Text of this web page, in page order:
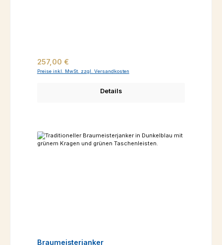
Regulärer Preis:
257,00 €
Preise inkl. MwSt. zzgl. Versandkosten
Details
Braumeisterjanker